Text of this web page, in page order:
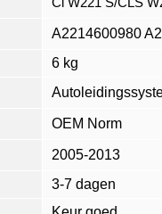
Cl W221 S/CLS
A2214600980
6 kg
OEM Norm
2005-2013
3-7 dagen